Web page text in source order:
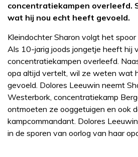
concentratiekampen overleefd.
wat hij nou echt heeft gevoeld.
Kleindochter Sharon volgt het
Als 10-jarig joods jongetje heeft hij
concentratiekampen overleefd.
opa altijd vertelt, wil ze weten wat
gevoeld. Dolores Leeuwin neemt
Westerbork, concentratiekamp
ontmoeten ze ooggetuigen en ook
kampcommandant. Dolores
in de sporen van oorlog van haar